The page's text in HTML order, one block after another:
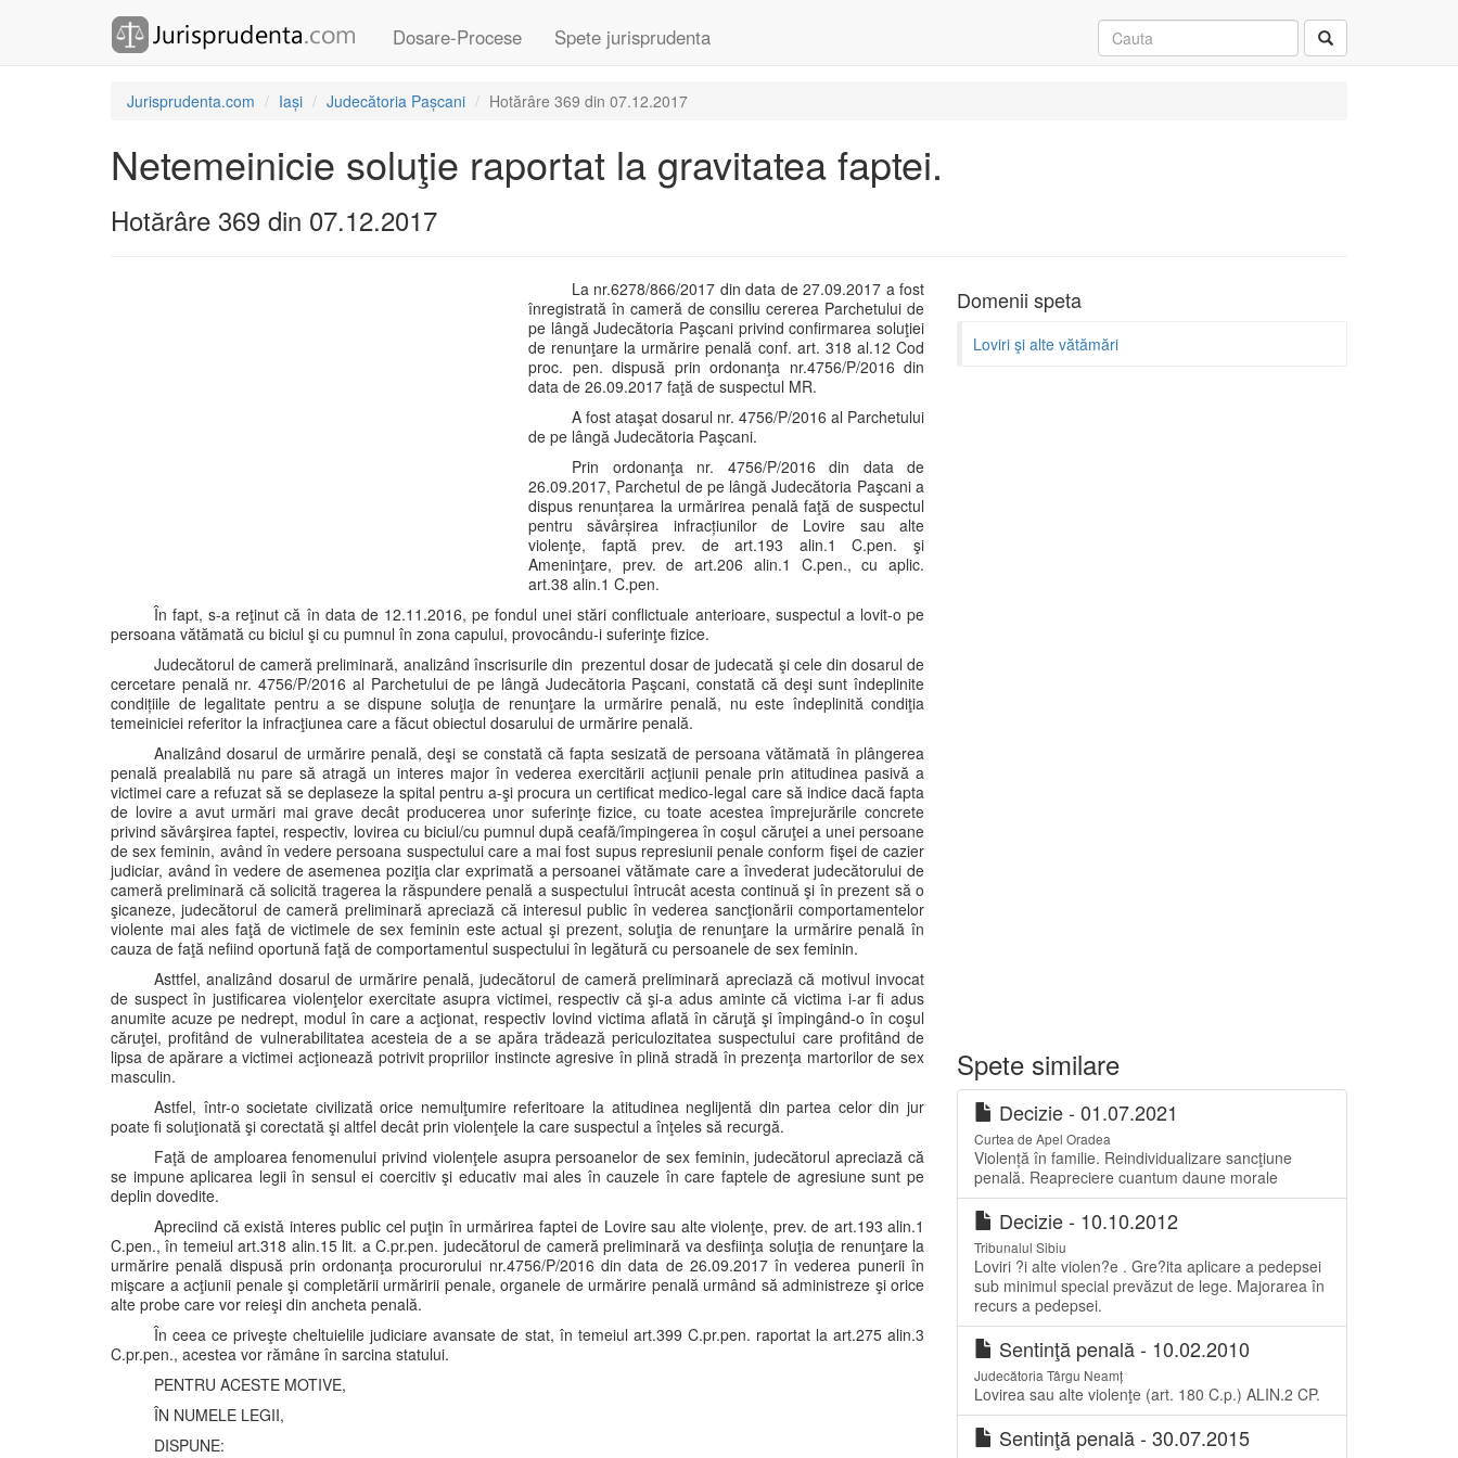
Dosare-Procese Spete jurisprudenta
Jurisprudenta.com Iași Judecătoria Pașcani Hotărâre 369 din 07.12.2017
Netemeinicie soluţie raportat la gravitatea faptei.
Hotărâre 369 din 07.12.2017
La nr.6278/866/2017 din data de 27.09.2017 a fost
înregistrată în cameră de consiliu cererea Parchetului de
pe lângă Judecătoria Paşcani privind confirmarea soluţiei
de renunţare la urmărire penală conf. art. 318 al.12 Cod
proc. pen. dispusă prin ordonanţa nr.4756/P/2016 din
data de 26.09.2017 faţă de suspectul MR.
A fost ataşat dosarul nr. 4756/P/2016 al Parchetului
de pe lângă Judecătoria Paşcani.
Prin ordonanţa nr. 4756/P/2016 din data de
26.09.2017, Parchetul de pe lângă Judecătoria Paşcani a
dispus renunțarea la urmǎrirea penalǎ faţă de suspectul
pentru sǎvârșirea infracțiunilor de Lovire sau alte
violenţe, faptă prev. de art.193 alin.1 C.pen. şi
Ameninţare, prev. de art.206 alin.1 C.pen., cu aplic.
art.38 alin.1 C.pen.
În fapt, s-a reţinut că în data de 12.11.2016, pe fondul unei stări conflictuale anterioare, suspectul a lovit-o pe
persoana vătămată cu biciul şi cu pumnul în zona capului, provocându-i suferinţe fizice.
Judecătorul de cameră preliminară, analizând înscrisurile din prezentul dosar de judecată şi cele din dosarul de
cercetare penală nr. 4756/P/2016 al Parchetului de pe lângǎ Judecǎtoria Paşcani, constată că deşi sunt îndeplinite
condițiile de legalitate pentru a se dispune soluţia de renunţare la urmărire penală, nu este îndeplinită condiţia
temeiniciei referitor la infracţiunea care a făcut obiectul dosarului de urmărire penală.
Analizând dosarul de urmărire penală, deşi se constată că fapta sesizată de persoana vătămată în plângerea
penală prealabilă nu pare să atragă un interes major în vederea exercitării acţiunii penale prin atitudinea pasivă a
victimei care a refuzat să se deplaseze la spital pentru a-şi procura un certificat medico-legal care să indice dacă fapta
de lovire a avut urmări mai grave decât producerea unor suferinţe fizice, cu toate acestea împrejurările concrete
privind săvârşirea faptei, respectiv, lovirea cu biciul/cu pumnul după ceafă/împingerea în coşul căruţei a unei persoane
de sex feminin, având în vedere persoana suspectului care a mai fost supus represiunii penale conform fişei de cazier
judiciar, având în vedere de asemenea poziţia clar exprimată a persoanei vătămate care a învederat judecătorului de
cameră preliminară că solicită tragerea la răspundere penală a suspectului întrucât acesta continuă şi în prezent să o
şicaneze, judecătorul de cameră preliminară apreciază că interesul public în vederea sancţionării comportamentelor
violente mai ales faţă de victimele de sex feminin este actual şi prezent, soluţia de renunţare la urmărire penală în
cauza de faţă nefiind oportună faţă de comportamentul suspectului în legătură cu persoanele de sex feminin.
Asttfel, analizând dosarul de urmărire penală, judecătorul de cameră preliminară apreciază că motivul invocat
de suspect în justificarea violenţelor exercitate asupra victimei, respectiv că şi-a adus aminte că victima i-ar fi adus
anumite acuze pe nedrept, modul în care a acţionat, respectiv lovind victima aflată în căruţă şi împingând-o în coşul
căruţei, profitând de vulnerabilitatea acesteia de a se apăra trădează periculozitatea suspectului care profitând de
lipsa de apărare a victimei acţionează potrivit propriilor instincte agresive în plină stradă în prezenţa martorilor de sex
masculin.
Astfel, într-o societate civilizată orice nemulţumire referitoare la atitudinea neglijentă din partea celor din jur
poate fi soluţionată şi corectată şi altfel decât prin violenţele la care suspectul a înţeles să recurgă.
Faţă de amploarea fenomenului privind violenţele asupra persoanelor de sex feminin, judecătorul apreciază că
se impune aplicarea legii în sensul ei coercitiv şi educativ mai ales în cauzele în care faptele de agresiune sunt pe
deplin dovedite.
Apreciind că existǎ interes public cel puţin în urmǎrirea faptei de Lovire sau alte violenţe, prev. de art.193 alin.1
C.pen., în temeiul art.318 alin.15 lit. a C.pr.pen. judecătorul de cameră preliminară va desfiinţa soluţia de renunţare la
urmărire penală dispusă prin ordonanţa procurorului nr.4756/P/2016 din data de 26.09.2017 în vederea punerii în
mişcare a acţiunii penale şi completării urmăririi penale, organele de urmărire penală urmând să administreze şi orice
alte probe care vor reieşi din ancheta penală.
În ceea ce priveşte cheltuielile judiciare avansate de stat, în temeiul art.399 C.pr.pen. raportat la art.275 alin.3
C.pr.pen., acestea vor rămâne în sarcina statului.
PENTRU ACESTE MOTIVE,
ÎN NUMELE LEGII,
DISPUNE:
Domenii speta
Loviri şi alte vătămări
Spete similare
Decizie - 01.07.2021
Curtea de Apel Oradea
Violență în familie. Reindividualizare sancţiune
penală. Reapreciere cuantum daune morale
Decizie - 10.10.2012
Tribunalul Sibiu
Loviri ?i alte violen?e . Gre?ita aplicare a pedepsei
sub minimul special prevăzut de lege. Majorarea în
recurs a pedepsei.
Sentinţă penală - 10.02.2010
Judecătoria Târgu Neamț
Lovirea sau alte violenţe (art. 180 C.p.) ALIN.2 CP.
Sentinţă penală - 30.07.2015